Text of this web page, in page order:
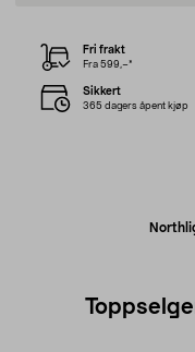
Fri frakt
Fra 599,–*
Sikkert
365 dagers åpent kjøp